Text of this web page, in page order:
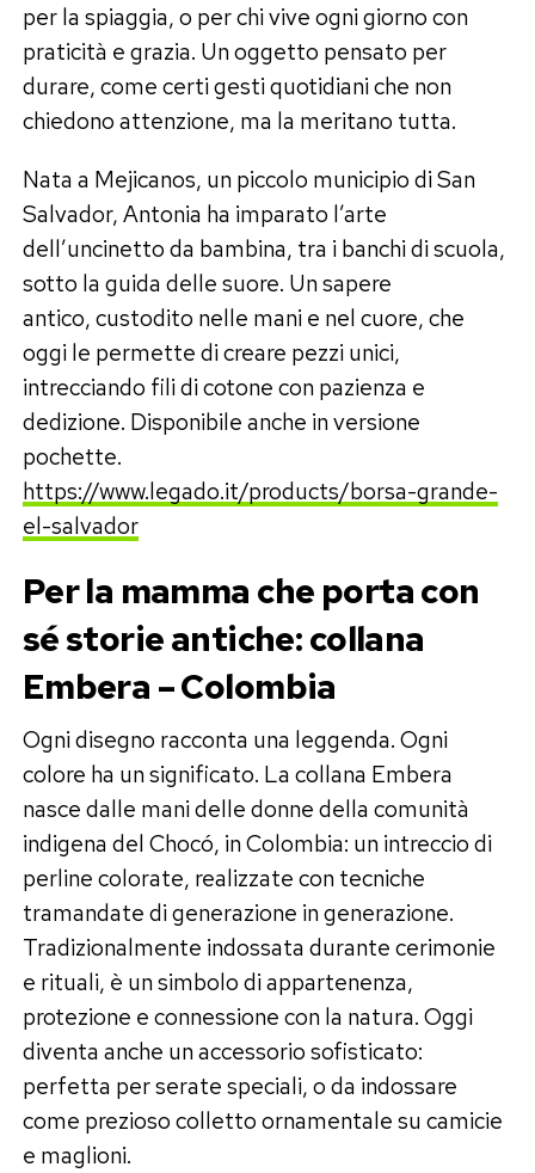
per la spiaggia, o per chi vive ogni giorno con
praticità e grazia. Un oggetto pensato per
durare, come certi gesti quotidiani che non
chiedono attenzione, ma la meritano tutta.
Nata a Mejicanos, un piccolo municipio di San
Salvador, Antonia ha imparato l’arte
dell’uncinetto da bambina, tra i banchi di scuola,
sotto la guida delle suore. Un sapere
antico, custodito nelle mani e nel cuore, che
oggi le permette di creare pezzi unici,
intrecciando fili di cotone con pazienza e
dedizione. Disponibile anche in versione
pochette.
https://www.legado.it/products/borsa-grande-
el-salvador
Per la mamma che porta con
sé storie antiche: collana
Embera – Colombia
Ogni disegno racconta una leggenda. Ogni
colore ha un significato. La collana Embera
nasce dalle mani delle donne della comunità
indigena del Chocó, in Colombia: un intreccio di
perline colorate, realizzate con tecniche
tramandate di generazione in generazione.
Tradizionalmente indossata durante cerimonie
e rituali, è un simbolo di appartenenza,
protezione e connessione con la natura. Oggi
diventa anche un accessorio sofisticato:
perfetta per serate speciali, o da indossare
come prezioso colletto ornamentale su camicie
e maglioni.